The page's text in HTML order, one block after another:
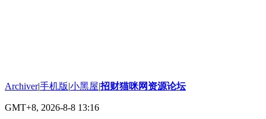
Archiver|手机版|小黑屋|招财猫咪网资源论坛
GMT+8, 2026-8-8 13:16